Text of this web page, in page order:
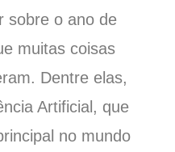
sobre o ano de
muitas coisas
Dentre elas,
Artificial, que
no mundo